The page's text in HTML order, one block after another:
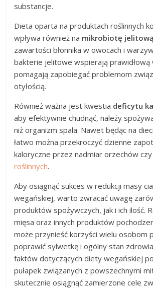
substancje.
Dieta oparta na produktach roślinnych
wpływa również na mikrobiotę jelitową
zawartości błonnika w owocach i
bakterie jelitowe wspierają prawidłową
pomagają zapobiegać problemom
otyłością.
Również ważna jest kwestia deficytu
aby efektywnie chudnąć, należy
niż organizm spala. Nawet będąc na
łatwo można przekroczyć dzienne
kaloryczne przez nadmiar orzechów
roślinnych.
Aby osiągnąć sukces w redukcji masy
wegańskiej, warto zwracać uwagę
produktów spożywczych, jak i ich ilość.
mięsa oraz innych produktów
może przynieść korzyści wielu osobom
poprawić sylwetkę i ogólny stan
faktów dotyczących diety wegańskiej
pułapek związanych z powszechnymi
skutecznie osiągnąć zamierzone cele